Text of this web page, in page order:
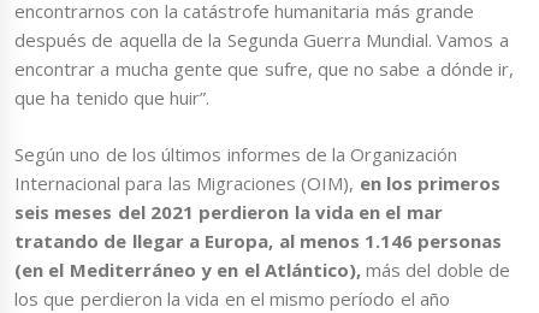
encontrarnos con la catástrofe humanitaria más grande
después de aquella de la Segunda Guerra Mundial. Vamos a
encontrar a mucha gente que sufre, que no sabe a dónde ir,
que ha tenido que huir”.
Según uno de los últimos informes de la Organización
Internacional para las Migraciones (OIM), en los primeros
seis meses del 2021 perdieron la vida en el mar
tratando de llegar a Europa, al menos 1.146 personas
(en el Mediterráneo y en el Atlántico), más del doble de
los que perdieron la vida en el mismo período el año